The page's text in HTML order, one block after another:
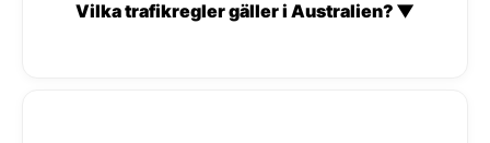
Vilka trafikregler gäller i Australien? ▼